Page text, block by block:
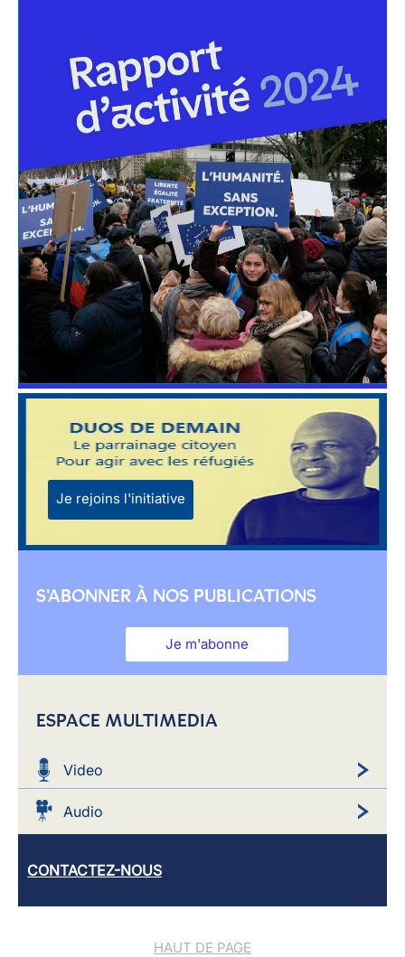
Je rejoins l'initiative
S'ABONNER À NOS PUBLICATIONS
Je m'abonne
ESPACE MULTIMEDIA
Video
Audio
CONTACTEZ-NOUS
HAUT DE PAGE